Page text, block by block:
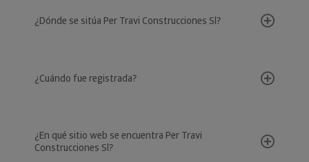
¿Dónde se sitúa Per Travi Construcciones Sl?
¿Cuándo fue registrada?
¿En qué sitio web se encuentra Per Travi
Construcciones Sl?